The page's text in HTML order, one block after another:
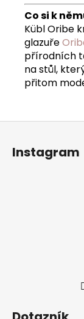
Co si k
Kübl Oribe
glazuře
přírodních
na stůl,
přitom
Z
Instagram